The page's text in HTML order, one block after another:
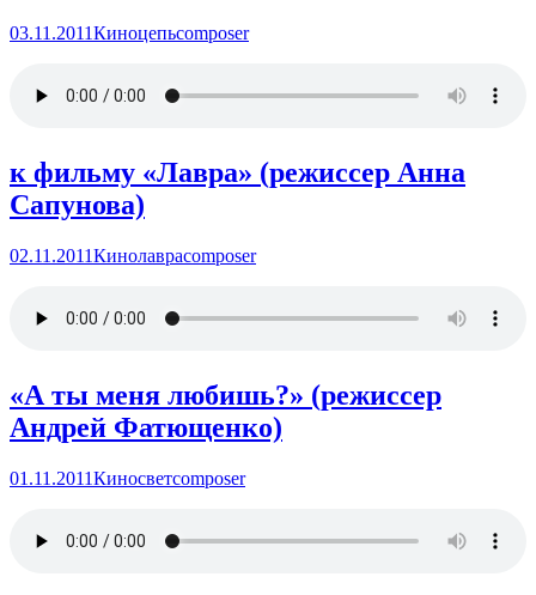
03.11.2011Киноцепьcomposer
к фильму «Лавра» (режиссер Анна
Сапунова)
02.11.2011Кинолавраcomposer
«А ты меня любишь?» (режиссер
Андрей Фатющенко)
01.11.2011Киносветcomposer